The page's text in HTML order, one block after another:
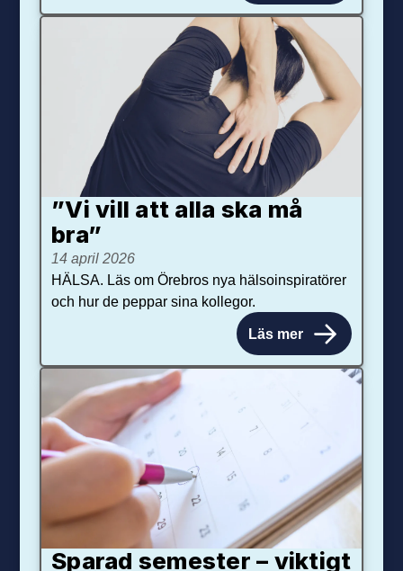
”Vi vill att alla ska må
bra”
14 april 2026
HÄLSA. Läs om Örebros nya hälsoinspiratörer
och hur de peppar sina kollegor.
Läs mer
Sparad semester – viktigt